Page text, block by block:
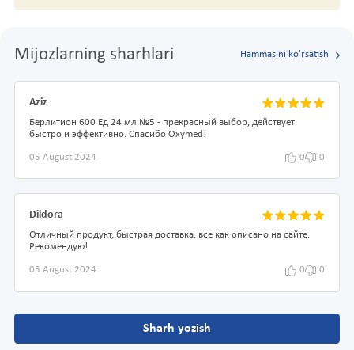
Mijozlarning sharhlari Hammasini ko'rsatish
Aziz
Берлитион 600 Ед 24 мл №5 - прекрасный выбор, действует
быстро и эффективно. Спасибо Oxymed!
05 August 2024 0 0
Dildora
Отличный продукт, быстрая доставка, все как описано на сайте.
Рекомендую!
05 August 2024 0 0
Sharh yozish